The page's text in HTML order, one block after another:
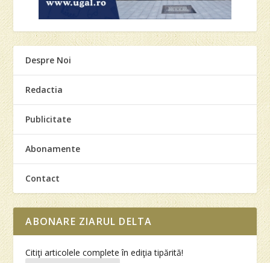
Despre Noi
Redactia
Publicitate
Abonamente
Contact
ABONARE ZIARUL DELTA
Citiţi articolele complete în ediţia tipărită!